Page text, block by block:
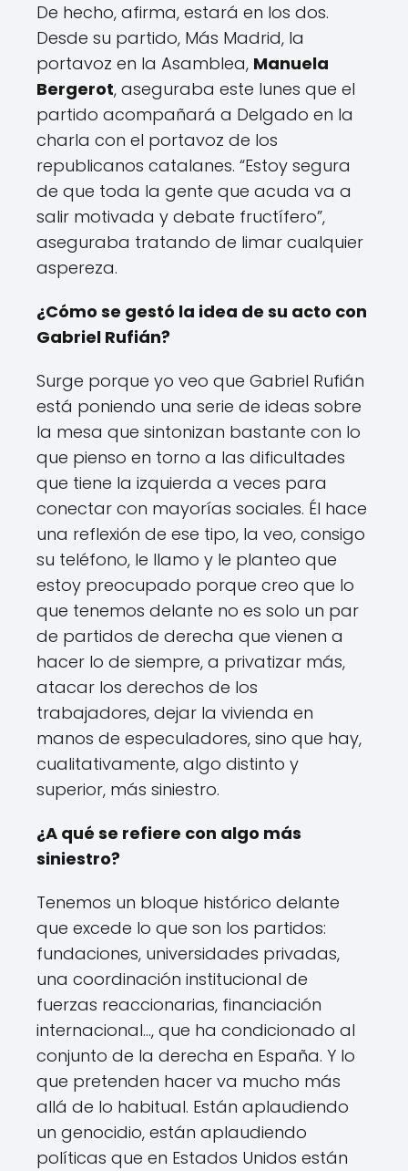
De hecho, afirma, estará en los dos.
Desde su partido, Más Madrid, la
portavoz en la Asamblea, Manuela
Bergerot, aseguraba este lunes que el
partido acompañará a Delgado en la
charla con el portavoz de los
republicanos catalanes. “Estoy segura
de que toda la gente que acuda va a
salir motivada y debate fructífero”,
aseguraba tratando de limar cualquier
aspereza.
¿Cómo se gestó la idea de su acto con
Gabriel Rufián?
Surge porque yo veo que Gabriel Rufián
está poniendo una serie de ideas sobre
la mesa que sintonizan bastante con lo
que pienso en torno a las dificultades
que tiene la izquierda a veces para
conectar con mayorías sociales. Él hace
una reflexión de ese tipo, la veo, consigo
su teléfono, le llamo y le planteo que
estoy preocupado porque creo que lo
que tenemos delante no es solo un par
de partidos de derecha que vienen a
hacer lo de siempre, a privatizar más,
atacar los derechos de los
trabajadores, dejar la vivienda en
manos de especuladores, sino que hay,
cualitativamente, algo distinto y
superior, más siniestro.
¿A qué se refiere con algo más
siniestro?
Tenemos un bloque histórico delante
que excede lo que son los partidos:
fundaciones, universidades privadas,
una coordinación institucional de
fuerzas reaccionarias, financiación
internacional…, que ha condicionado al
conjunto de la derecha en España. Y lo
que pretenden hacer va mucho más
allá de lo habitual. Están aplaudiendo
un genocidio, están aplaudiendo
políticas que en Estados Unidos están